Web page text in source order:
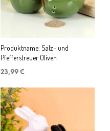
Produktname: Salz- und
Pfefferstreuer Oliven
23,99 €